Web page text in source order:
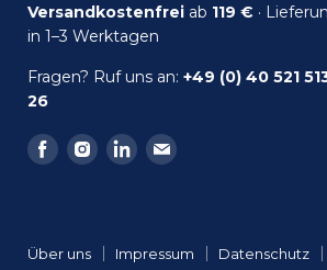
Versandkostenfrei ab 119 € ·
in 1–3 Werktagen
Fragen? Ruf uns an: +49 (0) 40 521
26
Finden
Sie
Facebook
Finden
Sie
Instagram
Finden
Sie
Finden
Email
Über uns Impressum Datenschutz